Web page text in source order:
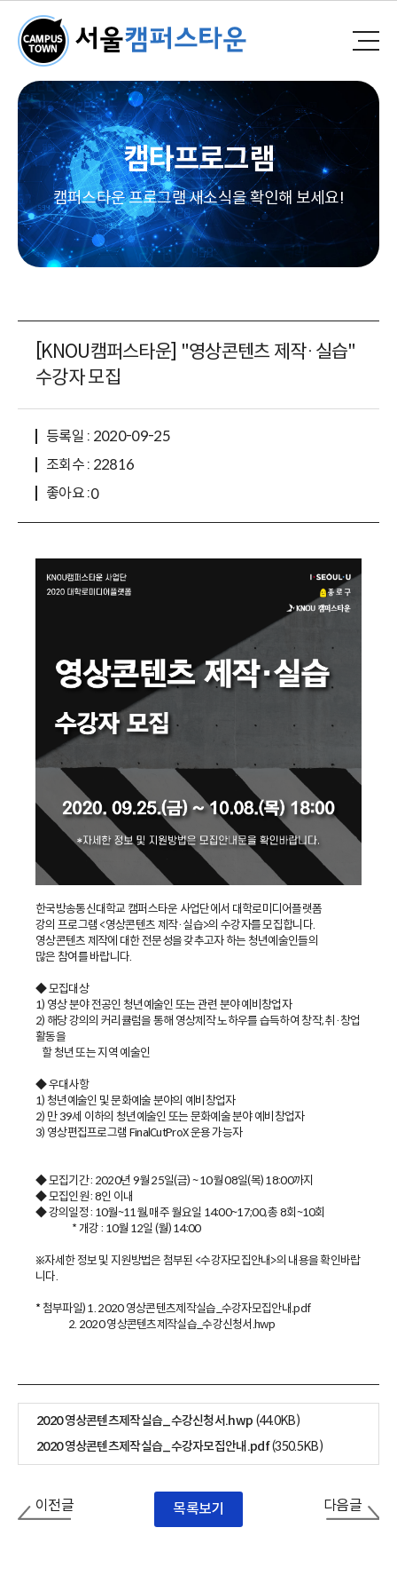
캠타프로그램
캠퍼스타운 프로그램 새소식을 확인해 보세요!
[KNOU캠퍼스타운] "영상콘텐츠 제작·실습"
수강자 모집
등록일 : 2020-09-25
조회수 : 22816
좋아요 :0
한국방송통신대학교 캠퍼스타운 사업단에서 대학로미디어플랫폼
강의 프로그램 <영상콘텐츠 제작·실습>의 수강자를 모집합니다.
영상콘텐츠 제작에 대한 전문성을 갖추고자 하는 청년예술인들의
많은 참여를 바랍니다.
◆ 모집대상
1) 영상 분야 전공인 청년예술인 또는 관련 분야 예비창업자
2) 해당 강의의 커리큘럼을 통해 영상제작 노하우를 습득하여 창작, 취·창업
활동을
할 청년 또는 지역 예술인
◆ 우대사항
1) 청년예술인 및 문화예술 분야의 예비창업자
2) 만 39세 이하의 청년예술인 또는 문화예술 분야 예비창업자
3) 영상편집프로그램 FinalCutProX 운용 가능자
◆ 모집기간 : 2020년 9월 25일(금) ~ 10월 08일(목) 18:00까지
◆ 모집인원 : 8인 이내
◆ 강의일정 : 10월~11월, 매주 월요일 14:00~17;00, 총 8회~10회
* 개강 : 10월 12일 (월) 14:00
※자세한 정보 및 지원방법은 첨부된 <수강자모집안내>의 내용을 확인바랍
니다.
* 첨부파일) 1. 2020 영상콘텐츠제작실습_수강자모집안내.pdf
2. 2020 영상콘텐츠제작실습_수강신청서.hwp
2020 영상콘텐츠제작실습_수강신청서.hwp (44.0KB)
2020 영상콘텐츠제작실습_수강자모집안내.pdf(350.5KB)
이전글 목록보기 다음글